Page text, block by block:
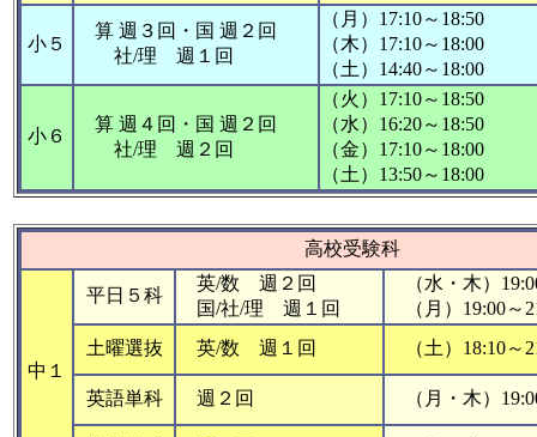
小５
算 週３回・国 週２回
社/理 週１回
（月）17:10～18:50
（木）17:10～18:00
（土）14:40～18:00
小６
算 週４回・国 週２回
社/理 週２回
（火）17:10～18:50
（水）16:20～18:50
（金）17:10～18:00
（土）13:50～18:00
高校受験科
中１
平日５科
英/数 週２回
国/社/理 週１回
（水・木）
（月）19:00～
土曜選抜
英/数 週１回 （土）18:10～
英語単科 週２回 （月・木）